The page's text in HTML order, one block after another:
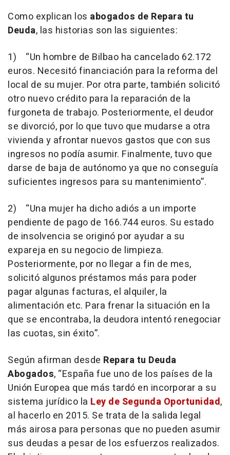
Como explican los abogados de Repara tu
Deuda, las historias son las siguientes:
1) “Un hombre de Bilbao ha cancelado 62.172
euros. Necesitó financiación para la reforma del
local de su mujer. Por otra parte, también solicitó
otro nuevo crédito para la reparación de la
furgoneta de trabajo. Posteriormente, el deudor
se divorció, por lo que tuvo que mudarse a otra
vivienda y afrontar nuevos gastos que con sus
ingresos no podía asumir. Finalmente, tuvo que
darse de baja de autónomo ya que no conseguía
suficientes ingresos para su mantenimiento”.
2) “Una mujer ha dicho adiós a un importe
pendiente de pago de 166.744 euros. Su estado
de insolvencia se originó por ayudar a su
expareja en su negocio de limpieza.
Posteriormente, por no llegar a fin de mes,
solicitó algunos préstamos más para poder
pagar algunas facturas, el alquiler, la
alimentación etc. Para frenar la situación en la
que se encontraba, la deudora intentó renegociar
las cuotas, sin éxito”.
Según afirman desde Repara tu Deuda
Abogados, “España fue uno de los países de la
Unión Europea que más tardó en incorporar a su
sistema jurídico la Ley de Segunda Oportunidad,
al hacerlo en 2015. Se trata de la salida legal
más airosa para personas que no pueden asumir
sus deudas a pesar de los esfuerzos realizados.